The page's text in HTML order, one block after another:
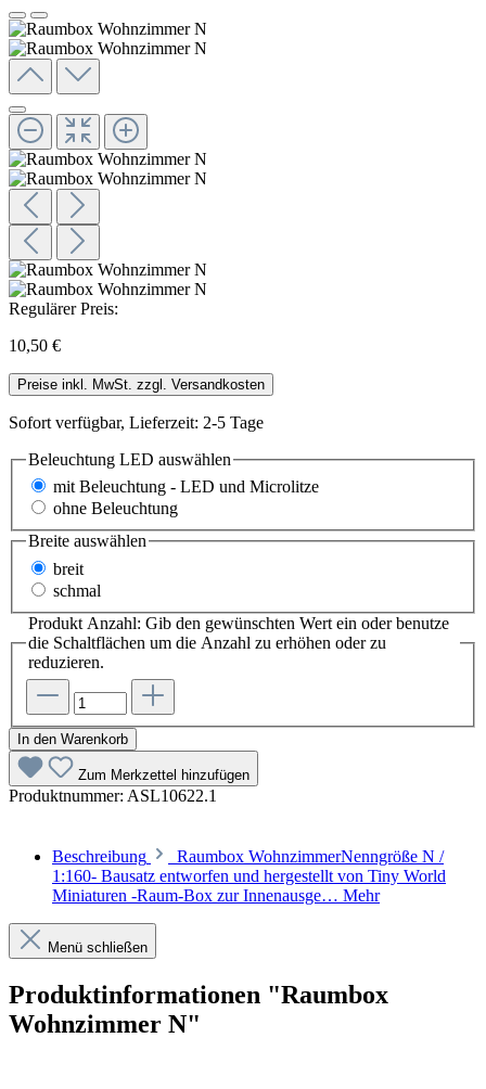
Regulärer Preis:
10,50 €
Preise inkl. MwSt. zzgl. Versandkosten
Sofort verfügbar, Lieferzeit: 2-5 Tage
Beleuchtung LED auswählen
mit Beleuchtung - LED und Microlitze
ohne Beleuchtung
Breite auswählen
breit
schmal
Produkt Anzahl: Gib den gewünschten Wert ein oder benutze
die Schaltflächen um die Anzahl zu erhöhen oder zu
reduzieren.
In den Warenkorb
Zum Merkzettel hinzufügen
Produktnummer: ASL10622.1
Beschreibung
Raumbox WohnzimmerNenngröße N /
1:160- Bausatz entworfen und hergestellt von Tiny World
Miniaturen -Raum-Box zur Innenausge… Mehr
Menü schließen
Produktinformationen "Raumbox
Wohnzimmer N"